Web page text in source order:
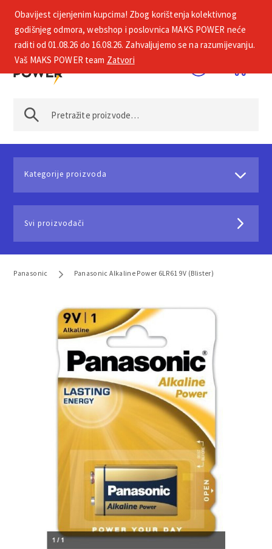
+385 1 2002 575
Kategorije proizvoda
Svi proizvođači
Panasonic Panasonic Alkaline Power 6LR61 9V (Blister)
Obavijest cijenjenim kupcima! Zbog korištenja kolektivnog
godišnjeg odmora, webshop i poslovnica MAKS POWER neće
raditi od 01.08.26 do 16.08.26. Zahvaljujemo se na razumijevanju.
Vaš MAKS POWER team Zatvori